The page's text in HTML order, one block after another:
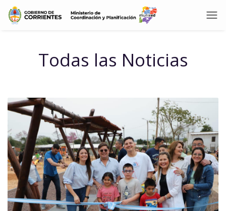
Todas las Noticias